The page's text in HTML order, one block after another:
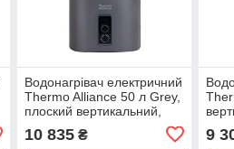
Водонагрівач електричний
Thermo Alliance 50 л Grey,
плоский вертикальний,
(0,8+1,2)
10 835₴ 9